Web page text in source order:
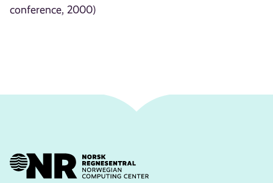
conference, 2000)